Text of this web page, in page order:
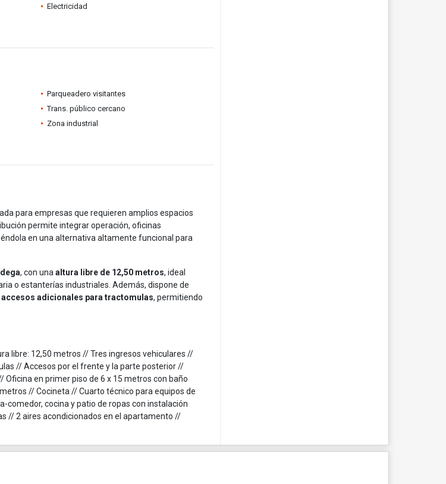
Electricidad
Parqueadero visitantes
Trans. público cercano
Zona industrial
para empresas que requieren amplios espacios
permite integrar operación, oficinas
en una alternativa altamente funcional para
, con una altura libre de 12,50 metros, ideal
o estanterías industriales. Además, dispone de
adicionales para tractomulas, permitiendo
libre: 12,50 metros // Tres ingresos vehiculares //
// Accesos por el frente y la parte posterior //
en primer piso de 6 x 15 metros con baño
// Cocineta // Cuarto técnico para equipos de
cocina y patio de ropas con instalación
// 2 aires acondicionados en el apartamento //